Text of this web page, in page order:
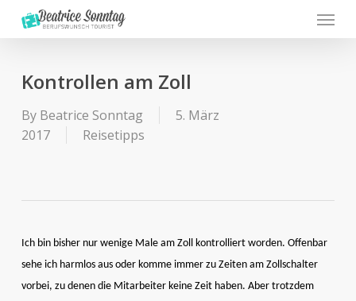
Menu
Kontrollen am Zoll
By Beatrice Sonntag
5. März
2017
Reisetipps
Ich bin bisher nur wenige Male am Zoll kontrolliert worden. Offenbar
sehe ich harmlos aus oder komme immer zu Zeiten am Zollschalter
vorbei, zu denen die Mitarbeiter keine Zeit haben. Aber trotzdem